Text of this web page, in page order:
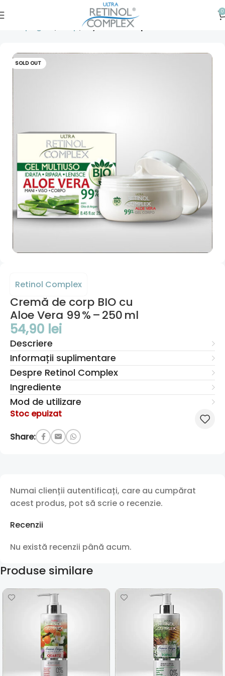
0
Loțiune de corp
SOLD OUT
Retinol Complex
Cremă de corp BIO cu
Aloe Vera 99 % – 250 ml
54,90 lei
Descriere
Informații suplimentare
Despre Retinol Complex
Ingrediente
Mod de utilizare
Stoc epuizat
Share:
Recenzii
Nu există recenzii până acum.
Numai clienții autentificați, care au cumpărat
acest produs, pot să scrie o recenzie.
Produse similare